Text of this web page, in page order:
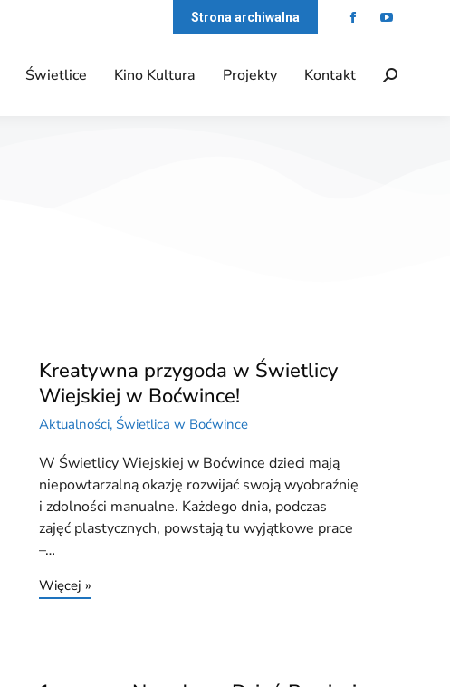
Strona archiwalna
Świetlice Kino Kultura Projekty Kontakt
Kreatywna przygoda w Świetlicy
Wiejskiej w Boćwince!
Aktualności, Świetlica w Boćwince
W Świetlicy Wiejskiej w Boćwince dzieci mają
niepowtarzalną okazję rozwijać swoją wyobraźnię
i zdolności manualne. Każdego dnia, podczas
zajęć plastycznych, powstają tu wyjątkowe prace
–…
Więcej »